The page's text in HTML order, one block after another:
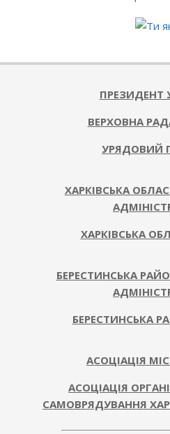
ПРЕЗИДЕНТ
ВЕРХОВНА
УРЯДОВИЙ
ХАРКІВСЬКА
ХАРКІВСЬКА
БЕРЕСТИНСЬКА
БЕРЕСТИНСЬКА
АСОЦІАЦІЯ
АСОЦІАЦІЯ
САМОВРЯДУВАННЯ